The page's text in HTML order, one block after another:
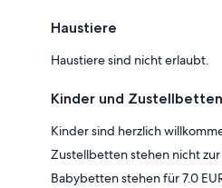
Haustiere
Haustiere sind nicht erlaubt.
Kinder und Zustellbetten
Kinder sind herzlich
Zustellbetten stehen nicht
Babybetten stehen für 7.0